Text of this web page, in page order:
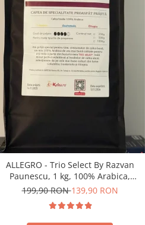
ALLEGRO - Trio Select By Razvan
Paunescu, 1 kg, 100% Arabica,
(Columbia, Guatemala, Etiopia)
199,90 RON139,90 RON